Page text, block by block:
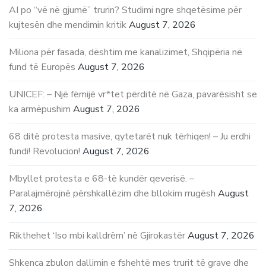
AI po “vë në gjumë” trurin? Studimi ngre shqetësime për
kujtesën dhe mendimin kritikAugust 7, 2026
Miliona për fasada, dështim me kanalizimet, Shqipëria në
fund të Europës August 7, 2026
UNICEF: – Një fëmijë vr*tet përditë në Gaza, pavarësisht se
ka armëpushim August 7, 2026
68 ditë protesta masive, qytetarët nuk tërhiqen! – Ju erdhi
fundi! Revolucion! August 7, 2026
Mbyllet protesta e 68-të kundër qeverisë. –
Paralajmërojnë përshkallëzim dhe bllokim rrugësh August
7, 2026
Rikthehet ‘Iso mbi kalldrëm’ në GjirokastërAugust 7, 2026
Shkenca zbulon dallimin e fshehtë mes trurit të grave dhe